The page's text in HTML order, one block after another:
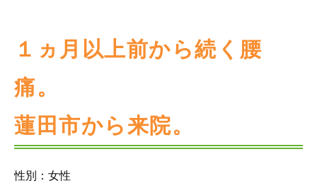
１ヵ月以上前から続く腰
痛。
蓮田市から来院。
性別：女性